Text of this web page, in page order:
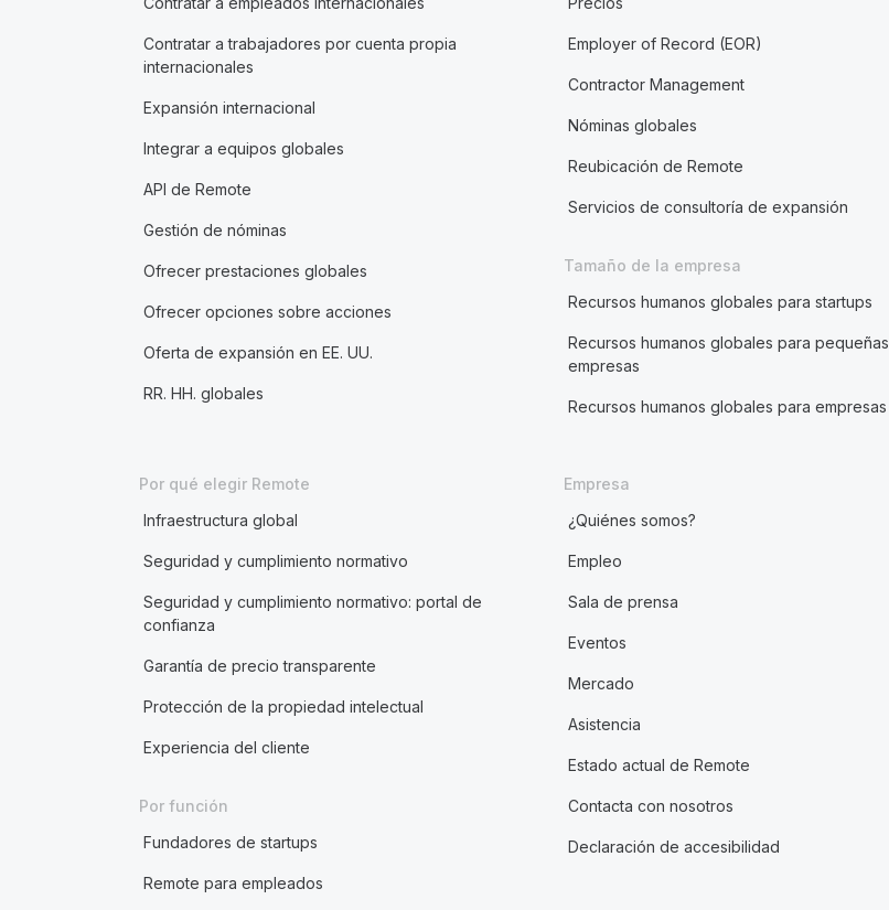
Contratar a trabajadores por cuenta propia
internacionales
Expansión internacional
Integrar a equipos globales
API de Remote
Gestión de nóminas
Ofrecer prestaciones globales
Ofrecer opciones sobre acciones
Oferta de expansión en EE. UU.
RR. HH. globales
Employer of Record (EOR)
Contractor Management
Nóminas globales
Reubicación de Remote
Servicios de consultoría de expansión
Tamaño de la empresa
Recursos humanos globales para startups
Recursos humanos globales para pequeñas
empresas
Recursos humanos globales para empresas
Por qué elegir Remote
Infraestructura global
Seguridad y cumplimiento normativo
Seguridad y cumplimiento normativo: portal de
confianza
Garantía de precio transparente
Protección de la propiedad intelectual
Experiencia del cliente
Por función
Fundadores de startups
Remote para empleados
Empresa
¿Quiénes somos?
Empleo
Sala de prensa
Eventos
Mercado
Asistencia
Estado actual de Remote
Contacta con nosotros
Declaración de accesibilidad